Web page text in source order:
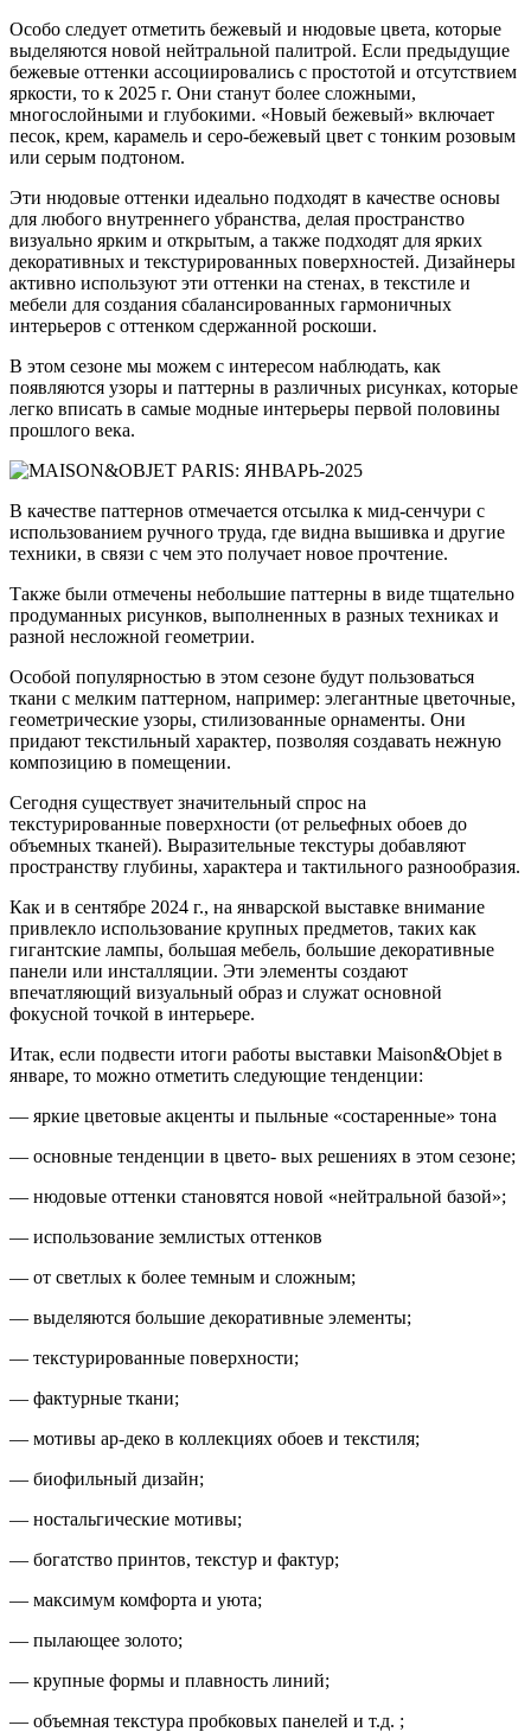
Особо следует отметить бежевый и нюдовые цвета, которые
выделяются новой нейтральной палитрой. Если предыдущие
бежевые оттенки ассоциировались с простотой и отсутствием
яркости, то к 2025 г. Они станут более сложными,
многослойными и глубокими. «Новый бежевый» включает
песок, крем, карамель и серо-бежевый цвет с тонким розовым
или серым подтоном.
Эти нюдовые оттенки идеально подходят в качестве основы
для любого внутреннего убранства, делая пространство
визуально ярким и открытым, а также подходят для ярких
декоративных и текстурированных поверхностей. Дизайнеры
активно используют эти оттенки на стенах, в текстиле и
мебели для создания сбалансированных гармоничных
интерьеров с оттенком сдержанной роскоши.
В этом сезоне мы можем с интересом наблюдать, как
появляются узоры и паттерны в различных рисунках, которые
легко вписать в самые модные интерьеры первой половины
прошлого века.
В качестве паттернов отмечается отсылка к мид-сенчури с
использованием ручного труда, где видна вышивка и другие
техники, в связи с чем это получает новое прочтение.
Также были отмечены небольшие паттерны в виде тщательно
продуманных рисунков, выполненных в разных техниках и
разной несложной геометрии.
Особой популярностью в этом сезоне будут пользоваться
ткани с мелким паттерном, например: элегантные цветочные,
геометрические узоры, стилизованные орнаменты. Они
придают текстильный характер, позволяя создавать нежную
композицию в помещении.
Сегодня существует значительный спрос на
текстурированные поверхности (от рельефных обоев до
объемных тканей). Выразительные текстуры добавляют
пространству глубины, характера и тактильного разнообразия.
Как и в сентябре 2024 г., на январской выставке внимание
привлекло использование крупных предметов, таких как
гигантские лампы, большая мебель, большие декоративные
панели или инсталляции. Эти элементы создают
впечатляющий визуальный образ и служат основной
фокусной точкой в интерьере.
Итак, если подвести итоги работы выставки Maison&Objet в
январе, то можно отметить следующие тенденции:
— яркие цветовые акценты и пыльные «состаренные» тона
— основные тенденции в цвето- вых решениях в этом сезоне;
— нюдовые оттенки становятся новой «нейтральной базой»;
— использование землистых оттенков
— от светлых к более темным и сложным;
— выделяются большие декоративные элементы;
— текстурированные поверхности;
— фактурные ткани;
— мотивы ар-деко в коллекциях обоев и текстиля;
— биофильный дизайн;
— ностальгические мотивы;
— богатство принтов, текстур и фактур;
— максимум комфорта и уюта;
— пылающее золото;
— крупные формы и плавность линий;
— объемная текстура пробковых панелей и т.д. ;